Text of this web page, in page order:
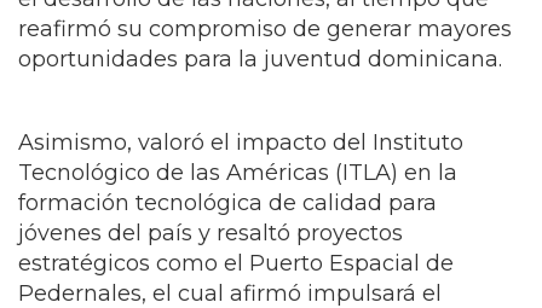
reafirmó su compromiso de generar mayores
oportunidades para la juventud dominicana.
Asimismo, valoró el impacto del Instituto
Tecnológico de las Américas (ITLA) en la
formación tecnológica de calidad para
jóvenes del país y resaltó proyectos
estratégicos como el Puerto Espacial de
Pedernales, el cual afirmó impulsará el